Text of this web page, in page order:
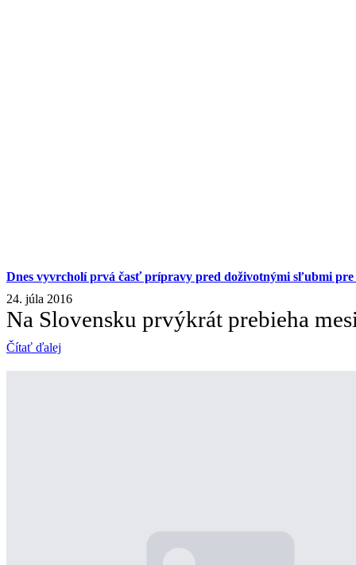
Dnes vyvrcholí prvá časť prípravy pred doživotnými sľubmi
24. júla 2016
Na Slovensku prvýkrát prebieha
Čítať ďalej